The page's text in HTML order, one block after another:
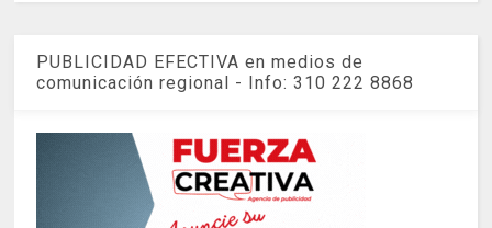
PUBLICIDAD EFECTIVA en medios de
comunicación regional - Info: 310 222 8868